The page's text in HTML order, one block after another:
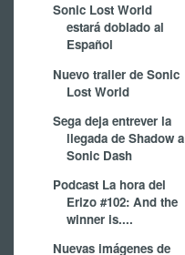
Sonic Lost World
estará doblado al
Español
Nuevo trailer de Sonic
Lost World
Sega deja entrever la
llegada de Shadow a
Sonic Dash
Podcast La hora del
Erizo #102: And the
winner is....
Nuevas imágenes de